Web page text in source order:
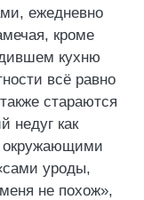
ежедневно
кроме
кухню
всё равно
стараются
недуг как
окружающими
уроды,
не похож»,